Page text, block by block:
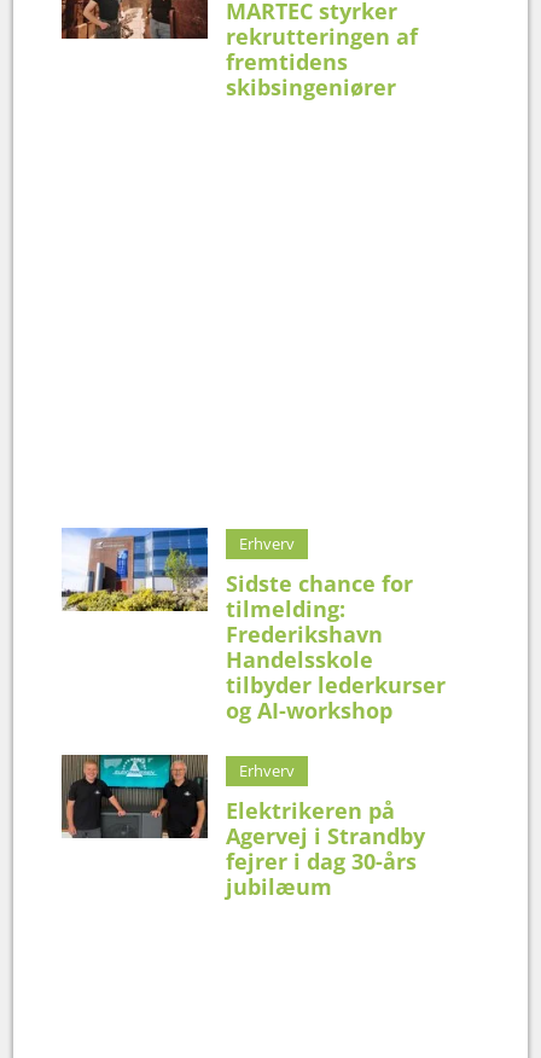
MARTEC styrker
rekrutteringen af
fremtidens
skibsingeniører
Erhverv
Sidste chance for
tilmelding:
Frederikshavn
Handelsskole
tilbyder lederkurser
og AI-workshop
Erhverv
Elektrikeren på
Agervej i Strandby
fejrer i dag 30-års
jubilæum